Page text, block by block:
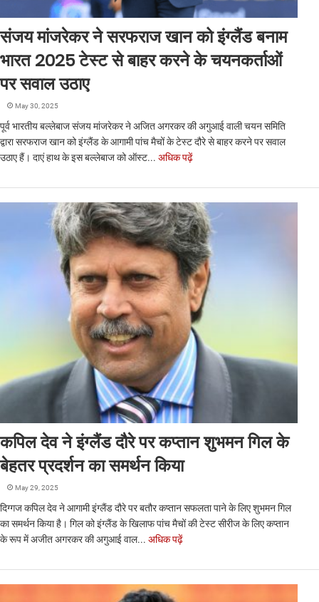
संजय मांजरेकर ने सरफराज खान को इंग्लैंड बनाम
भारत 2025 टेस्ट से बाहर करने के चयनकर्ताओं
पर सवाल उठाए
May 30, 2025
पूर्व भारतीय बल्लेबाज संजय मांजरेकर ने अजित अगरकर की अगुआई वाली चयन समिति
द्वारा सरफराज खान को इंग्लैंड के आगामी पांच मैचों के टेस्ट दौरे से बाहर करने पर सवाल
उठाए हैं। दाएं हाथ के इस बल्लेबाज को ऑस्ट... अधिक पढ़ें
कपिल देव ने इंग्लैंड दौरे पर कप्तान शुभमन गिल के
बेहतर प्रदर्शन का समर्थन किया
May 29, 2025
दिग्गज कपिल देव ने आगामी इंग्लैंड दौरे पर बतौर कप्तान सफलता पाने के लिए शुभमन गिल
का समर्थन किया है। गिल को इंग्लैंड के खिलाफ पांच मैचों की टेस्ट सीरीज के लिए कप्तान
के रूप में अजीत अगरकर की अगुआई वाल... अधिक पढ़ें